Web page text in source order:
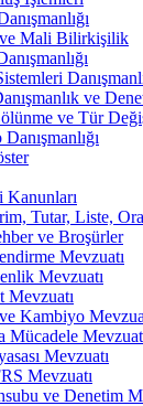
Mali Bilirkişilik
ve
ve Tür
Kanunları
Tutar, Liste,
ve Broşürler
Mevzuatı
Mevzuatı
Mevzuatı
Kambiyo
Mücadele
Mevzuatı
Mevzuatı
ve Denetim